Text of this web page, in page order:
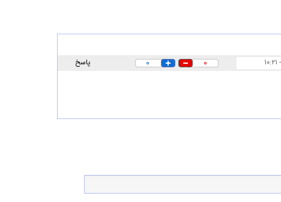
۰۳ ۰ ۰ پاسخ